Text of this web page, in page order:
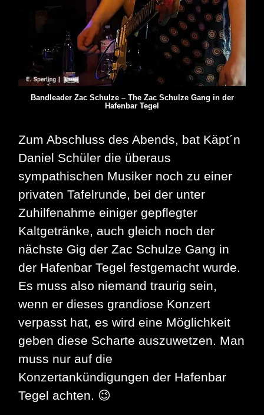
Bandleader Zac Schulze – The Zac Schulze Gang in der
Hafenbar Tegel
Zum Abschluss des Abends, bat Käpt´n
Daniel Schüler die überaus
sympathischen Musiker noch zu einer
privaten Tafelrunde, bei der unter
Zuhilfenahme einiger gepflegter
Kaltgetränke, auch gleich noch der
nächste Gig der Zac Schulze Gang in
der Hafenbar Tegel festgemacht wurde.
Es muss also niemand traurig sein,
wenn er dieses grandiose Konzert
verpasst hat, es wird eine Möglichkeit
geben diese Scharte auszuwetzen. Man
muss nur auf die
Konzertankündigungen der Hafenbar
Tegel achten. 😉